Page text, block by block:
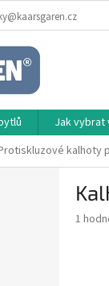
Jak vybrat
kalhoty
1